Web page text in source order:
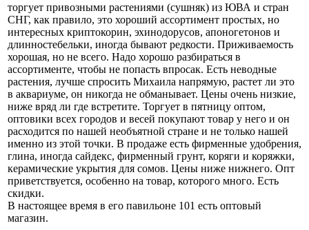
торгует привозными растениями (сушняк) из ЮВА и стран
СНГ, как правило, это хороший ассортимент простых, но
интересных криптокорин, эхинодорусов, апоногетонов и
длинностебельки, иногда бывают редкости. Приживаемость
хорошая, но не всего. Надо хорошо разбираться в
ассортименте, чтобы не попасть впросак. Есть неводные
растения, лучше спросить Михаила напрямую, растет ли это
в аквариуме, он никогда не обманывает. Цены очень низкие,
ниже вряд ли где встретите. Торгует в пятницу оптом,
оптовики всех городов и весей покупают товар у него и он
расходится по нашей необъятной стране и не только нашей
именно из этой точки. В продаже есть фирменные удобрения,
глина, иногда сайдекс, фирменный грунт, коряги и коряжки,
керамические укрытия для сомов. Цены ниже нижнего. Опт
приветствуется, особенно на товар, которого много. Есть
скидки.
В настоящее время в его павильоне 101 есть оптовый
магазин.